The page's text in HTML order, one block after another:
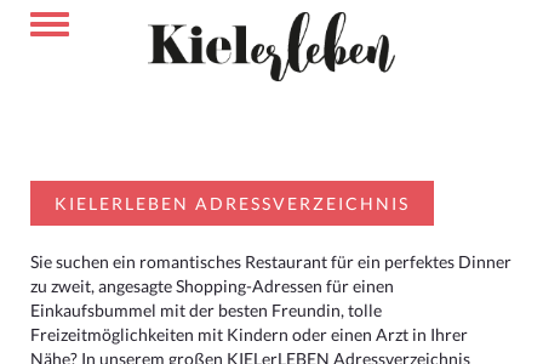
KIELERLEBEN ADRESSVERZEICHNIS
Sie suchen ein romantisches Restaurant für ein perfektes Dinner
zu zweit, angesagte Shopping-Adressen für einen
Einkaufsbummel mit der besten Freundin, tolle
Freizeitmöglichkeiten mit Kindern oder einen Arzt in Ihrer
Nähe? In unserem großen KIELerLEBEN Adressverzeichnis